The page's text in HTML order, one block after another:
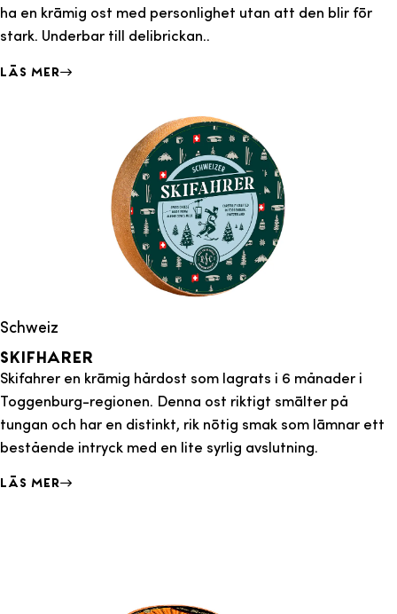
ha en krämig ost med personlighet utan att den blir för
stark. Underbar till delibrickan..
Läs mer
Schweiz
Skifharer
Skifahrer en krämig hårdost som lagrats i 6 månader i
Toggenburg-regionen. Denna ost riktigt smälter på
tungan och har en distinkt, rik nötig smak som lämnar ett
bestående intryck med en lite syrlig avslutning.
Läs mer